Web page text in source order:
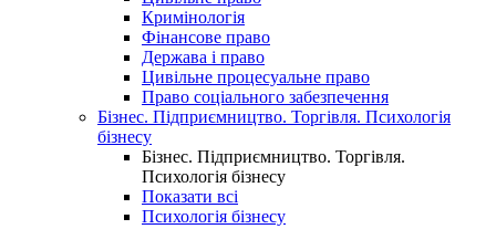
Кримінологія
Фінансове право
Держава і право
Цивільне процесуальне право
Право соціального забезпечення
Бізнес. Підприємництво. Торгівля. Психологія
бізнесу
Бізнес. Підприємництво. Торгівля.
Психологія бізнесу
Показати всі
Психологія бізнесу